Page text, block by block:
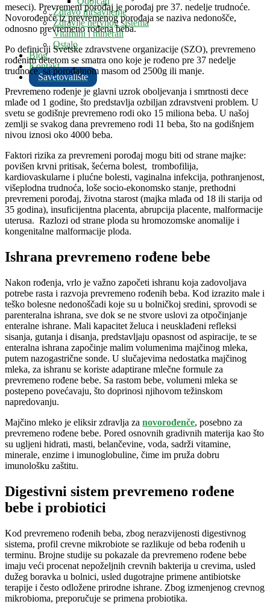
Zdravo mršavljenje
Zdravlje nervnog sistema
Vitamini i minerali
Ostalo
Blog
Kontakt
Savetovalište
meseci). Prevremeni porođaj je porođaj pre 37. nedelje trudnoće.
Novorođenče iz prevremenog porođaja se naziva nedonošče,
odnosno prevremeno rođena beba.
Po definiciji Svetske zdravstvene organizacije (SZO), prevremeno
rođenim detetom se smatra ono koje je rođeno pre 37 nedelje
trudnoće, sa porođajnom masom od 2500g ili manje.
Prevremeno rođenje je glavni uzrok oboljevanja i smrtnosti dece
mlađe od 1 godine, što predstavlja ozbiljan zdravstveni problem. U
svetu se godišnje prevremeno rodi oko 15 miliona beba. U našoj
zemlji se svakog dana prevremeno rodi 11 beba, što na godišnjem
nivou iznosi oko 4000 beba.
Faktori rizika za prevremeni porođaj mogu biti od strane majke:
povišen krvni pritisak, šećerna bolest, trombofilija,
kardiovaskularne i plućne bolesti, vaginalna infekcija, pothranjenost,
višeplodna trudnoća, loše socio-ekonomsko stanje, prethodni
prevremeni porođaj, životna starost (majka mlađa od 18 ili starija od
35 godina), insuficijentna placenta, abrupcija placente, malformacije
uterusa. Razlozi od strane ploda su hromozomske anomalije i
kongenitalne malformacije ploda.
Ishrana prevremeno rođene bebe
Nakon rođenja, vrlo je važno započeti ishranu koja zadovoljava
potrebe rasta i razvoja prevremeno rođenih beba. Kod izrazito male i
teško bolesne nedonoščadi koje su u bolničkoj sredini, sprovodi se
parenteralna ishrana, sve dok se ne stvore uslovi za otpočinjanje
enteralne ishrane. Mali kapacitet želuca i neusklađeni refleksi
sisanja, gutanja i disanja, predstavljaju opasnost od aspiracije, te se
enteralna ishrana započinje malim volumenima majčinog mleka,
putem nazogastrične sonde. U slučajevima nedostatka majčinog
mleka, za ishranu se koriste adaptirane mlečne formule za
prevremeno rođene bebe. Sa rastom bebe, volumeni mleka se
postepeno povećavaju, što doprinosi njihovom težinskom
napredovanju.
Majčino mleko je eliksir zdravlja za novorođenče, posebno za
prevremeno rođene bebe. Pored osnovnih gradivnih materija kao što
su ugljeni hidrati, masti, belančevine, voda, sadrži vitamine,
minerale, enzime i imunoglobuline, čime im pruža dobru
imunološku zaštitu.
Digestivni sistem prevremeno rođene
bebe i probiotici
Kod prevremeno rođenih beba, zbog nerazvijenosti digestivnog
sistema, profil crevne mikrobiote se razlikuje od beba rođenih u
terminu. Brojne studije su pokazale da prevremeno rođene bebe
imaju veći procenat nepoželjnih crevnih bakterija u crevima, usled
dužeg boravka u bolnici, usled dugotrajne primene antibiotske
terapije i često odložene prirodne ishrane. Zbog izmenjenog crevnog
mikrobioma, preporučuje se primena probiotika.